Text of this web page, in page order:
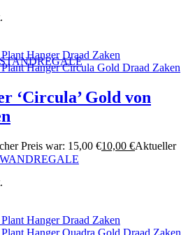
STANDREGALE
WANDREGALE
‘Circula’ Gold von
Preis war: 15,00 €10,00 €Aktueller